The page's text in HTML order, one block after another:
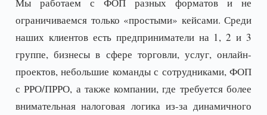
ограничиваемся только «простыми» кейсами. Среди
наших клиентов есть предприниматели на 1, 2 и 3
группе, бизнесы в сфере торговли, услуг, онлайн-
проектов, небольшие команды с сотрудниками, ФОП
с РРО/ПРРО, а также компании, где требуется более
внимательная налоговая логика из-за динамичного